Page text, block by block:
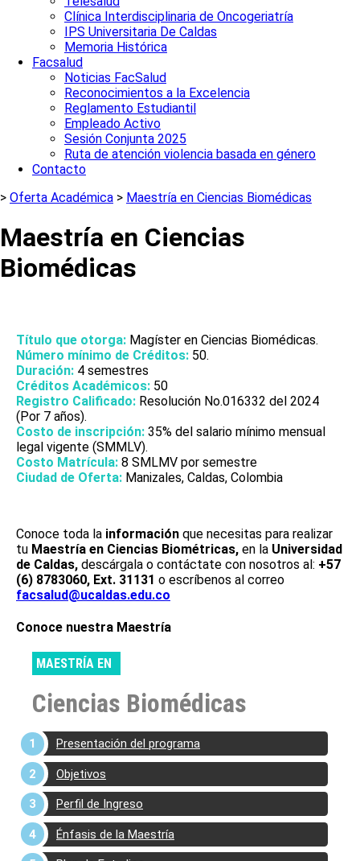
Clínica Interdisciplinaria de Oncogeriatría
IPS Universitaria De Caldas
Memoria Histórica
Facsalud
Noticias FacSalud
Reconocimientos a la Excelencia
Reglamento Estudiantil
Empleado Activo
Sesión Conjunta 2025
Ruta de atención violencia basada en género
Contacto
> Oferta Académica > Maestría en Ciencias Biomédicas
Maestría en Ciencias
Biomédicas
Título que otorga: Magíster en Ciencias Biomédicas.
Número mínimo de Créditos: 50.
Duración: 4 semestres
Créditos Académicos: 50
Registro Calificado: Resolución No.016332 del 2024
(Por 7 años).
Costo de inscripción: 35% del salario mínimo mensual
legal vigente (SMMLV).
Costo Matrícula: 8 SMLMV por semestre
Ciudad de Oferta: Manizales, Caldas, Colombia
Conoce toda la información que necesitas para realizar
tu Maestría en Ciencias Biométricas, en la Universidad
de Caldas, descárgala o contáctate con nosotros al: +57
(6) 8783060, Ext. 31131 o escríbenos al correo
facsalud@ucaldas.edu.co
Conoce nuestra Maestría
MAESTRÍA EN
Ciencias Biomédicas
Presentación del programa
Objetivos
Perfil de Ingreso
Énfasis de la Maestría